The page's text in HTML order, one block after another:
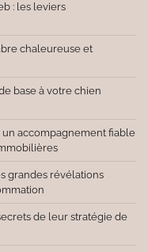
: les leviers
chaleureuse et
base à votre chien
un accompagnement fiable
grandes révélations
de leur stratégie de